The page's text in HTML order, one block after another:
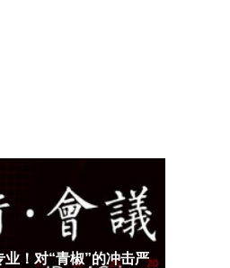
业！对“青椒”的冲击严